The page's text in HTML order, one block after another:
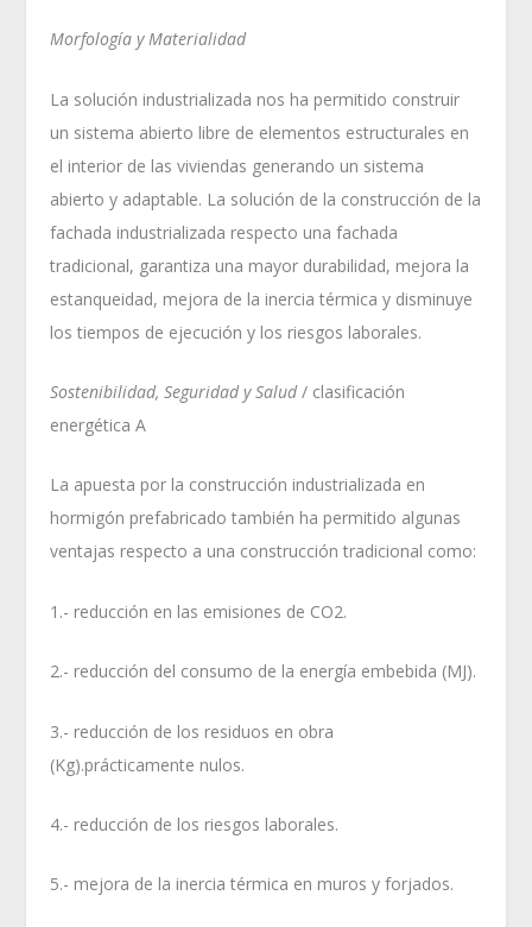
Morfología y Materialidad
La solución industrializada nos ha permitido construir
un sistema abierto libre de elementos estructurales en
el interior de las viviendas generando un sistema
abierto y adaptable. La solución de la construcción de la
fachada industrializada respecto una fachada
tradicional, garantiza una mayor durabilidad, mejora la
estanqueidad, mejora de la inercia térmica y disminuye
los tiempos de ejecución y los riesgos laborales.
Sostenibilidad, Seguridad y Salud/ clasificación
energética A
La apuesta por la construcción industrializada en
hormigón prefabricado también ha permitido algunas
ventajas respecto a una construcción tradicional como:
1.- reducción en las emisiones de CO2.
2.- reducción del consumo de la energía embebida (MJ).
3.- reducción de los residuos en obra
(Kg).prácticamente nulos.
4.- reducción de los riesgos laborales.
5.- mejora de la inercia térmica en muros y forjados.